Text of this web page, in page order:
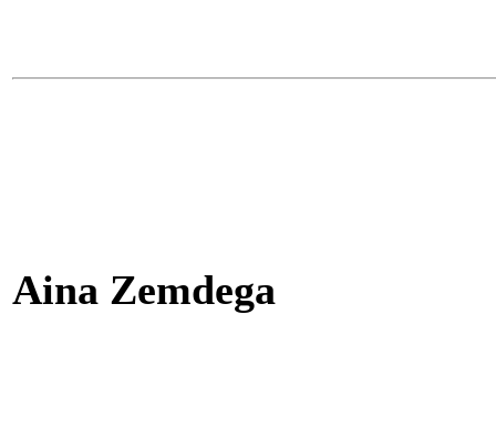
Aina Zemdega